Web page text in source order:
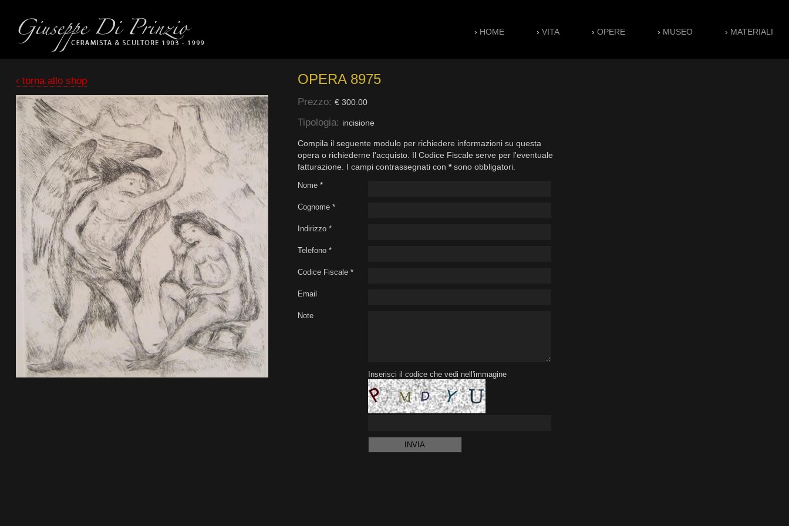
› HOME ›VITA ›OPERE › MUSEO › MATERIALI
‹ torna allo shop OPERA 8975
Prezzo: € 300.00
Tipologia: incisione
Compila il seguente modulo per richiedere informazioni su questa
opera o richiederne l'acquisto. Il Codice Fiscale serve per l'eventuale
fatturazione. I campi contrassegnati con *sono obbligatori.
Nome *
Cognome *
Indirizzo *
Telefono *
Codice Fiscale *
Email
Note
Inserisci il codice che vedi nell'immagine